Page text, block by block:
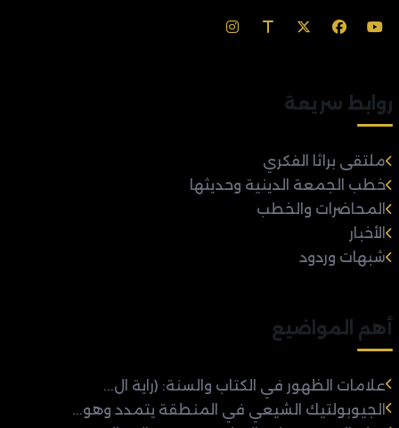
روابط سريعة
ملتقى براثا الفكري
خطب الجمعة الدينية وحديثها
المحاضرات والخطب
الأخبار
شبهات وردود
أهم المواضيع
علامات الظهور في الكتاب والسنة: (راية ال...
الجيوبولتيك الشيعي في المنطقة يتمدد وهو...